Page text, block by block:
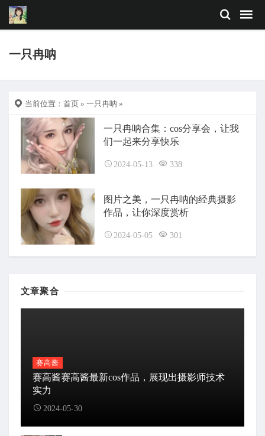
一只冉呐
当前位置： 首页 » 一只冉呐 »
一只冉呐合集：cos分享会，让我
们一起来分享快乐
2024-05-13 338
图片之美，一只冉呐的经典摄影
作品，让你深度赏析
2024-05-05 301
文章聚合
赛高酱
赛高酱赛高酱最新cos作品，展现出摄影师技术
实力
2024-05-30